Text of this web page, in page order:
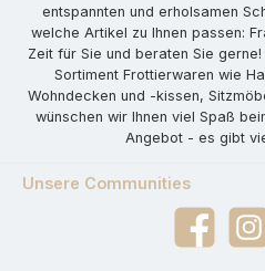
entspannten und erholsamen
welche Artikel zu Ihnen passen:
Zeit für Sie und beraten Sie
Sortiment Frottierwaren wie
Wohndecken und -kissen,
wünschen wir Ihnen viel Spaß
Angebot - es gibt
Unsere Communities
Facebook